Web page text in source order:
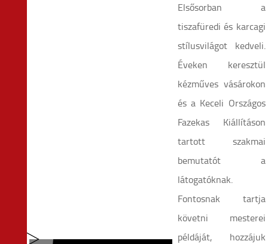
Elsősorban a
tiszafüredi és karcagi
stílusvilágot kedveli.
Éveken keresztül
kézműves vásárokon
és a Keceli Országos
Fazekas Kiállításon
tartott szakmai
bemutatót a
látogatóknak.
Fontosnak tartja
követni mesterei
példáját, hozzájuk